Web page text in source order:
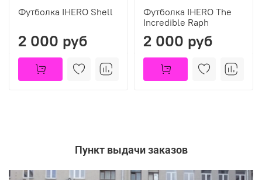
Футболка IHERO Shell
2 000 руб
Футболка IHERO The
Incredible Raph
2 000 руб
Пункт выдачи заказов